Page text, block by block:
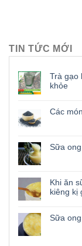
TIN TỨC MỚI
Trà gạo
khỏe
Các
Sữa
Khi ăn
kiêng kị
Sữa